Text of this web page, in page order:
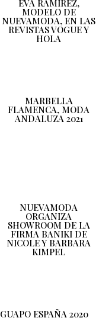
EVA RAMÍREZ,
MODELO DE
NUEVAMODA, EN LAS
REVISTAS VOGUE Y
HOLA
MARBELLA
FLAMENCA, MODA
ANDALUZA 2021
NUEVAMODA
ORGANIZA
SHOWROOM DE LA
FIRMA BANIKI DE
NICOLE Y BARBARA
KIMPEL
GUAPO ESPAÑA 2020